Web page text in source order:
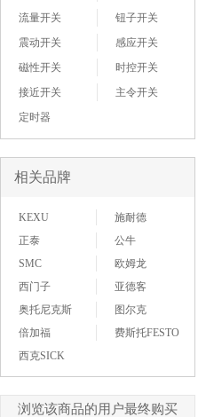
流量开关
钮子开关
震动开关
感应开关
磁性开关
时控开关
接近开关
主令开关
定时器
相关品牌
KEXU
施耐德
正泰
公牛
SMC
欧姆龙
西门子
亚德客
奥托尼克斯
图尔克
倍加福
费斯托FESTO
西克SICK
浏览该商品的用户最终购买